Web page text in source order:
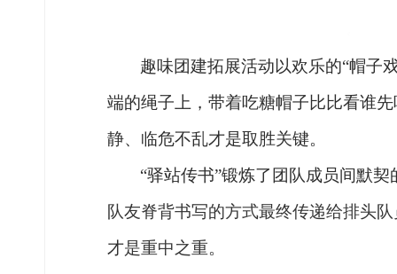
趣味团建拓展活动以欢乐的“帽子
端的绳子上，带着吃糖帽子比比看谁
静、临危不乱才是取胜关键。
“驿站传书”锻炼了团队成员间默
队友脊背书写的方式最终传递给排头队
才是重中之重。